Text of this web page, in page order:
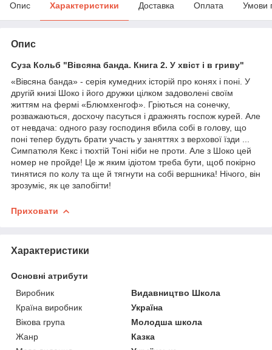
Опис Характеристики Доставка Оплата Умови
Опис
Суза Кольб "Вівсяна банда. Книга 2. У хвіст і в гриву"
«Вівсяна банда» - серія кумедних історій про конях і поні. У
другій книзі Шоко і його дружки цілком задоволені своїм
життям на фермі «Блюмхенгоф». Гріються на сонечку,
розважаються, досхочу пасуться і дражнять госпож курей. Але
от невдача: одного разу господиня вбила собі в голову, що
поні тепер будуть брати участь у заняттях з верхової їзди ...
Симпатюля Кекс і тюхтій Тоні ніби не проти. Але з Шоко цей
номер не пройде! Це ж яким ідіотом треба бути, щоб покірно
тинятися по колу та ще й тягнути на собі вершника! Нічого, він
зрозуміє, як це запобігти!
Приховати
Характеристики
Основні атрибути
Виробник
Видавництво Школа
Країна виробник
Україна
Вікова група
Молодша школа
Жанр
Казка